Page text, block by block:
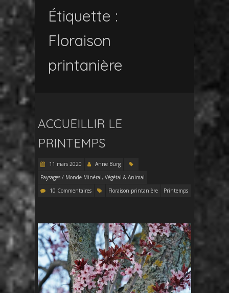
Étiquette :
Floraison
printanière
ACCUEILLIR LE
PRINTEMPS
11 mars 2020
Anne Burg
Paysages / Monde Minéral, Végétal & Animal
10 Commentaires
Floraison printanière Printemps